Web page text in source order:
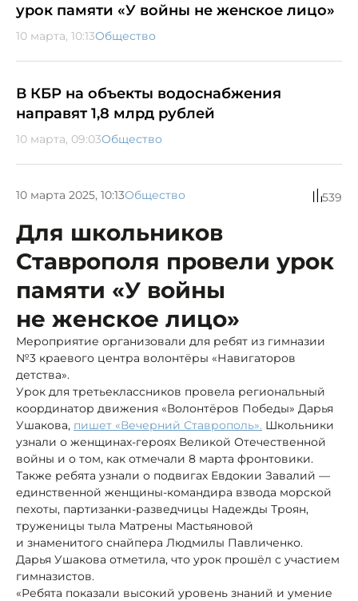
урок памяти «У войны не женское лицо»
10 марта, 10:13Общество
В КБР на объекты водоснабжения
направят 1,8 млрд рублей
10 марта, 09:03Общество
10 марта 2025, 10:13Общество 539
Для школьников
Ставрополя провели урок
памяти «У войны
не женское лицо»
Мероприятие организовали для ребят из гимназии
№3 краевого центра волонтёры «Навигаторов
детства».
Урок для третьеклассников провела региональный
координатор движения «Волонтёров Победы» Дарья
Ушакова, пишет «Вечерний Ставрополь». Школьники
узнали о женщинах-героях Великой Отечественной
войны и о том, как отмечали 8 марта фронтовики.
Также ребята узнали о подвигах Евдокии Завалий —
единственной женщины-командира взвода морской
пехоты, партизанки-разведчицы Надежды Троян,
труженицы тыла Матрены Мастьяновой
и знаменитого снайпера Людмилы Павличенко.
Дарья Ушакова отметила, что урок прошёл с участием
гимназистов.
«Ребята показали высокий уровень знаний и умение